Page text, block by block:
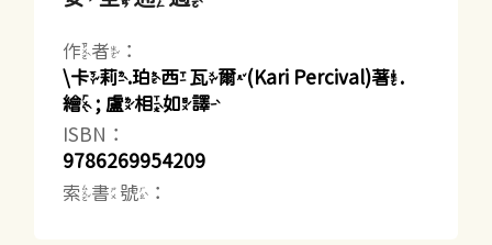
作者：
\卡莉.珀西瓦爾(Kari Percival)著.
繪 ; 盧相如譯
ISBN：
9786269954209
索書號：